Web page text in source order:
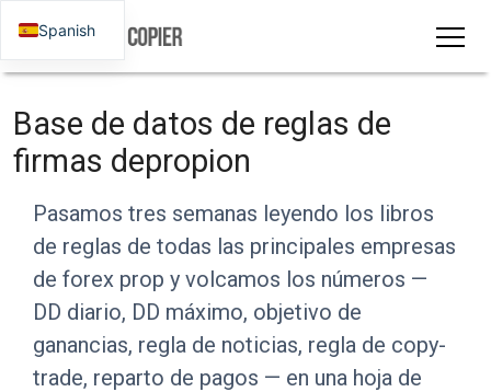
Base de datos de reglas de
firmas depropion
Pasamos tres semanas leyendo los libros
de reglas de todas las principales empresas
de forex prop y volcamos los números —
DD diario, DD máximo, objetivo de
ganancias, regla de noticias, regla de copy-
trade, reparto de pagos — en una hoja de
Spanish